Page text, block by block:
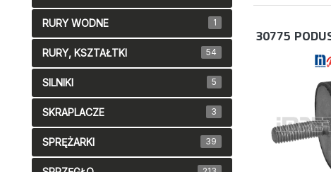
30775
RURY WODNE 1
RURY, KSZTAŁTKI 54
SILNIKI 5
SKRAPLACZE 3
SPRĘŻARKI 39